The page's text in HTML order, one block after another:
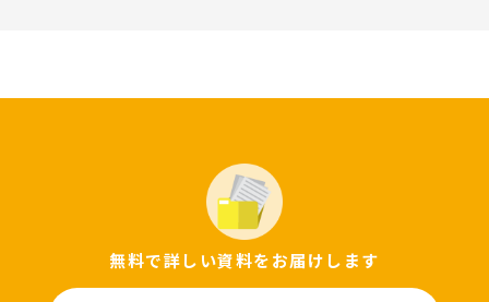
無料で詳しい資料をお届けします